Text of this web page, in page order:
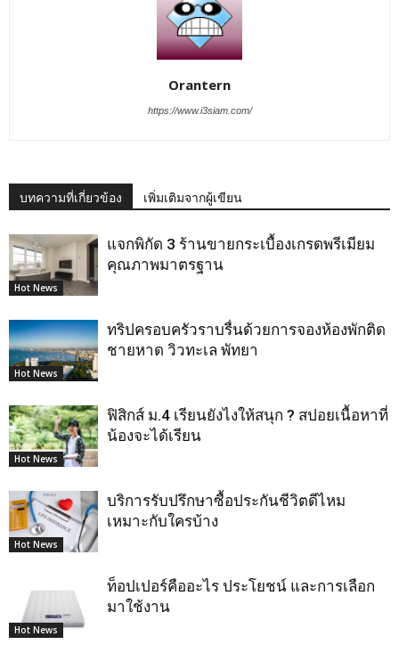
Orantern
https://www.i3siam.com/
บทความที่เกี่ยวข้อง เพิ่มเติมจากผู้เขียน
Hot News
แจกพิกัด 3 ร้านขายกระเบื้องเกรดพรีเมียม
คุณภาพมาตรฐาน
Hot News
ทริปครอบครัวราบรื่นด้วยการจองห้องพักติด
ชายหาด วิวทะเล พัทยา
Hot News
ฟิสิกส์ ม.4 เรียนยังไงให้สนุก ? สปอยเนื้อหาที่
น้องจะได้เรียน
Hot News
บริการรับปรึกษาซื้อประกันชีวิตดีไหม
เหมาะกับใครบ้าง
Hot News
ท็อปเปอร์คืออะไร ประโยชน์ และการเลือก
มาใช้งาน